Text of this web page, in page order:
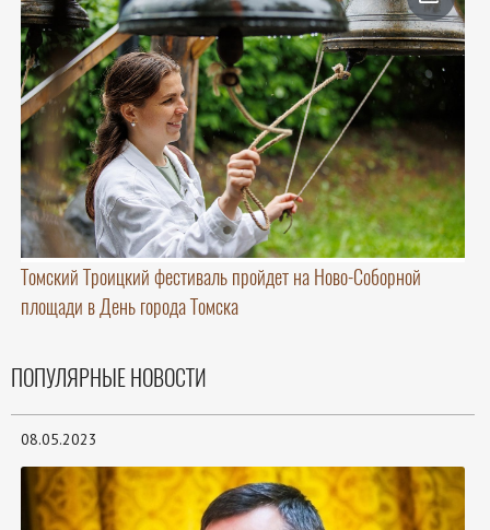
Томский Троицкий фестиваль пройдет на Ново-Соборной
площади в День города Томска
ПОПУЛЯРНЫЕ НОВОСТИ
08.05.2023